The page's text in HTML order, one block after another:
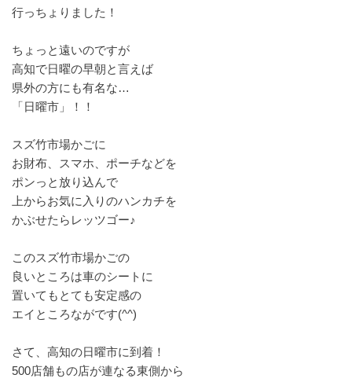
行っちょりました！
ちょっと遠いのですが
高知で日曜の早朝と言えば
県外の方にも有名な…
「日曜市」！！
スズ竹市場かごに
お財布、スマホ、ポーチなどを
ポンっと放り込んで
上からお気に入りのハンカチを
かぶせたらレッツゴー♪
このスズ竹市場かごの
良いところは車のシートに
置いてもとても安定感の
エイところながです(^^)
さて、高知の日曜市に到着！
500店舗もの店が連なる東側から